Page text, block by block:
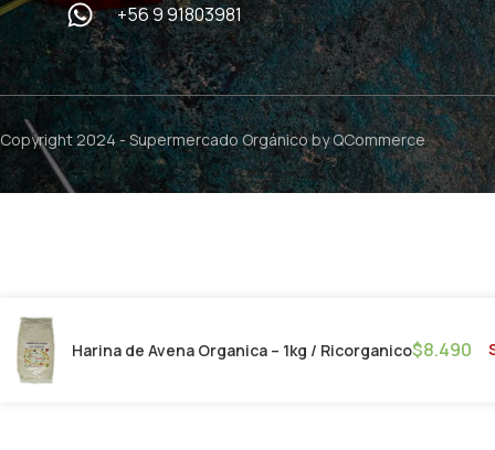
+56 9 91803981
Copyright 2024 -Supermercado Orgánicoby QCommerce
Harina de Avena Organica – 1kg / Ricorganico$8.490